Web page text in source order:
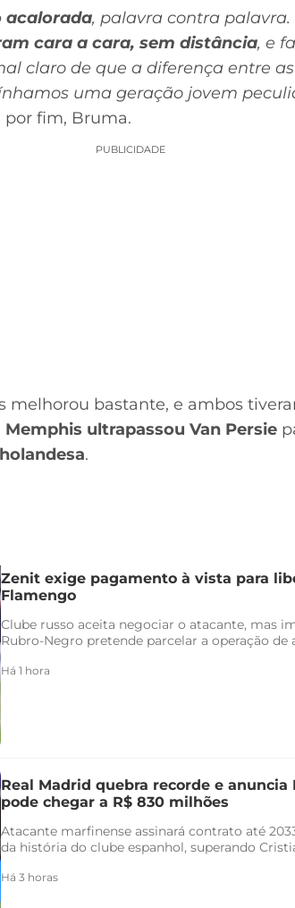
acalorada, palavra contra
cara a cara, sem distância, e
claro de que a diferença entre
uma geração jovem
por fim, Bruma.
PUBLICIDADE
melhorou bastante, e ambos
Memphis ultrapassou Van Persie
.
Zenit exige pagamento à vista para
Flamengo
Clube russo aceita negociar o atacante, mas
Rubro-Negro pretende parcelar a operação de
Há 1 hora
Real Madrid quebra recorde e
pode chegar a R$ 830 milhões
Atacante marfinense assinará contrato até
da história do clube espanhol, superando
Há 3 horas